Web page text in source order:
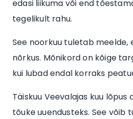
edasi liikuma või end
tegelikult rahu.
See noorkuu tuletab meelde,
nõrkus. Mõnikord on kõige
kui lubad endal korraks
Täiskuu Veevalajas kuu
tõuke uuendusteks. See võib